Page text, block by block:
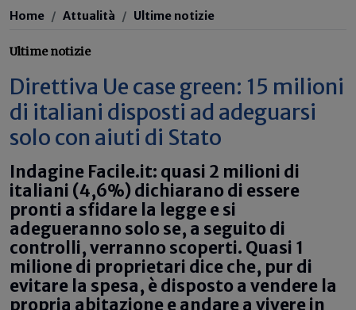
Home Attualità Ultime notizie
Ultime notizie
Direttiva Ue case green: 15 milioni
di italiani disposti ad adeguarsi
solo con aiuti di Stato
Indagine Facile.it: quasi 2 milioni di
italiani (4,6%) dichiarano di essere
pronti a sfidare la legge e si
adegueranno solo se, a seguito di
controlli, verranno scoperti. Quasi 1
milione di proprietari dice che, pur di
evitare la spesa, è disposto a vendere la
propria abitazione e andare a vivere in